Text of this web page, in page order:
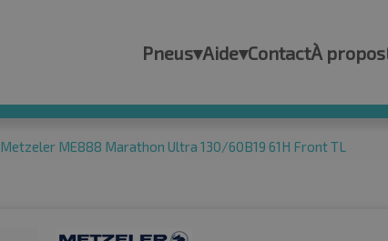
Pneus▾Aide▾ContactÀ propos
Metzeler ME888 Marathon Ultra 130/60B19 61H Front TL